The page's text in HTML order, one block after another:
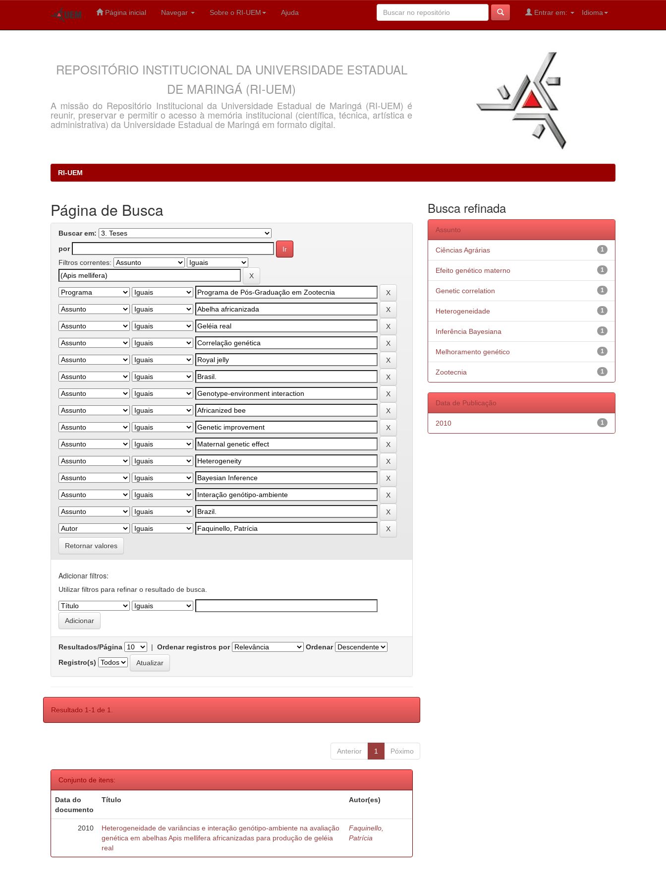
Página inicial Navegar Sobre o RI-UEM Ajuda Idioma
Entrar em:
REPOSITÓRIO INSTITUCIONAL DA UNIVERSIDADE ESTADUAL
DE MARINGÁ (RI-UEM)
A missão do Repositório Institucional da Universidade Estadual de Maringá (RI-UEM) é
reunir, preservar e permitir o acesso à memória institucional (científica, técnica, artística e
administrativa) da Universidade Estadual de Maringá em formato digital.
RI-UEM
Página de Busca
Buscar em:
por
Filtros correntes:
Retornar valores
Adicionar filtros:
Utilizar filtros para refinar o resultado de busca.
Resultados/Página | Ordenar registros por
Ordenar
Registro(s)
Resultado 1-1 de 1.
Anterior 1 Póximo
Conjunto de itens:
Data do
documento
Título Autor(es)
2010
Heterogeneidade de variâncias e interação genótipo-ambiente na avaliação
genética em abelhas Apis mellifera africanizadas para produção de geléia
real
Faquinello,
Patrícia
Busca refinada
Assunto
1
Ciências Agrárias
1
Efeito genético materno
1
Genetic correlation
1
Heterogeneidade
1
Inferência Bayesiana
1
Melhoramento genético
1
Zootecnia
Data de Publicação
1
2010